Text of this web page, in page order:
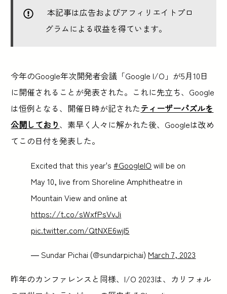
本記事は広告およびアフィリエイトプロ
グラムによる収益を得ています。
今年のGoogle年次開発者会議「Google I/O」が5月10日
に開催されることが発表された。これに先立ち、Google
は恒例となる、開催日時が記されたティーザーパズルを
公開しており、素早く人々に解かれた後、Googleは改め
てこの日付を発表した。
Excited that this year's#GoogleIO will be on
May 10, live from Shoreline Amphitheatre in
Mountain View and online at
https://t.co/sWxfPsVvJi
pic.twitter.com/QtNXE6wjl5
— Sundar Pichai (@sundarpichai) March 7, 2023
昨年のカンファレンスと同様、I/O 2023は、カリフォル